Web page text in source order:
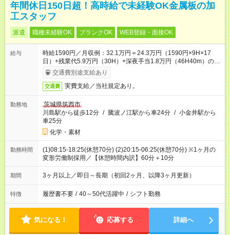
年間休日150日超！高時給で未経験OK金属板の加
工スタッフ
派遣 職種未経験OK ブランクOK WEB登録・面接OK
給与
時給1590円／月収例：32.1万円＝24.3万円（1590円×9H×17
日）+残業代5.9万円（30H）+深夜手当1.8万円（46H40m）の場
合＋交通費別途支給
交通費別途支給あり
交通費 実費支給／当社規定あり。
勤務地
茨城県筑西市
川島駅から徒歩12分 / 騰波ノ江駅から車24分 / 小金井駅から
車25分
化学・素材
勤務時間
(1)08:15-18:25(休憩70分) (2)20:15-06:25(休憩70分) ※1ヶ月の
変形労働制採用／【休憩時間内訳】60分＋10分
期間 3ヶ月以上／即日～長期（初回2ヶ月、以降3ヶ月更新）
特徴 履歴書不要 / 40～50代活躍中 / シフト勤務
気になる！ 応募する 詳細へ